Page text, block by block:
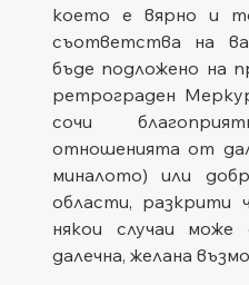
което е вярно и
съответства на
бъде подложено на
ретрограден
сочи
отношенията от
миналото) или
области, разкрити
някои случаи
далечна, желана